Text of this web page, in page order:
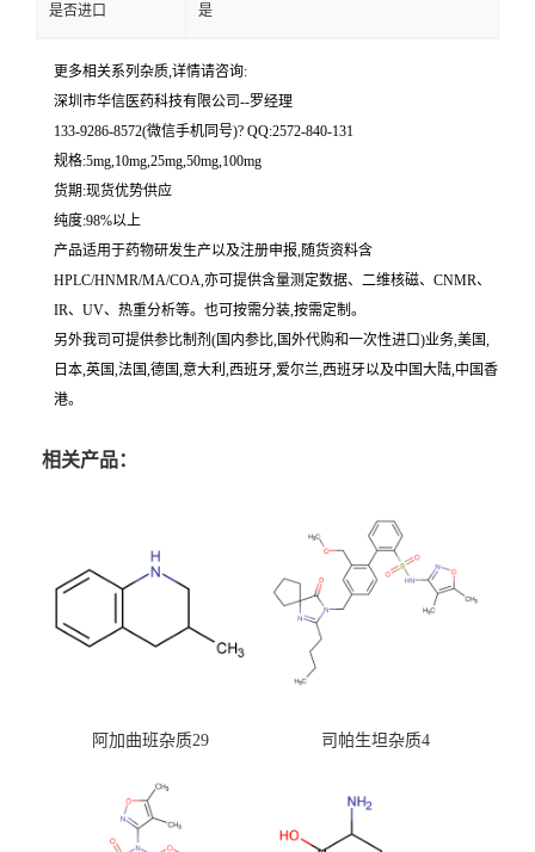
是否进口 是
更多相关系列杂质,详情请咨询:
深圳市华信医药科技有限公司--罗经理
133-9286-8572(微信手机同号)? QQ:2572-840-131
规格:5mg,10mg,25mg,50mg,100mg
货期:现货优势供应
纯度:98%以上
产品适用于药物研发生产以及注册申报,随货资料含
HPLC/HNMR/MA/COA,亦可提供含量测定数据、二维核磁、CNMR、
IR、UV、热重分析等。也可按需分装,按需定制。
另外我司可提供参比制剂(国内参比,国外代购和一次性进口)业务,美国,
日本,英国,法国,德国,意大利,西班牙,爱尔兰,西班牙以及中国大陆,中国香
港。
相关产品：
阿加曲班杂质29 司帕生坦杂质4